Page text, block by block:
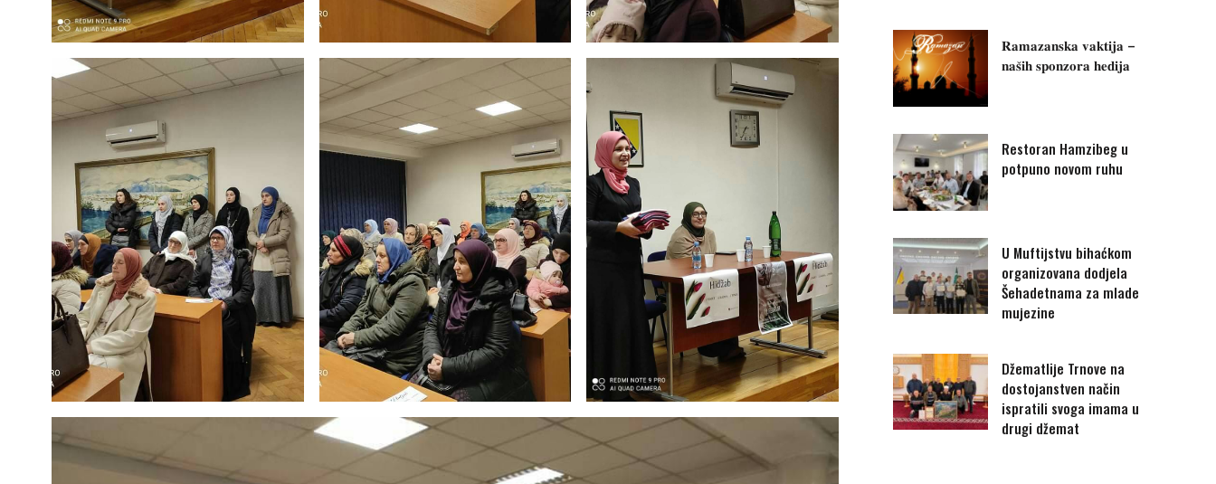
𝐑𝐚𝐦𝐚𝐳𝐚𝐧𝐬𝐤𝐚 𝐯𝐚𝐤𝐭𝐢𝐣𝐚 –
𝐧𝐚𝐬̌𝐢𝐡 𝐬𝐩𝐨𝐧𝐳𝐨𝐫𝐚 𝐡𝐞𝐝𝐢𝐣𝐚
Restoran Hamzibeg u
potpuno novom ruhu
U Muftijstvu bihaćkom
organizovana dodjela
Šehadetnama za mlade
mujezine
Džematlije Trnove na
dostojanstven način
ispratili svoga imama u
drugi džemat